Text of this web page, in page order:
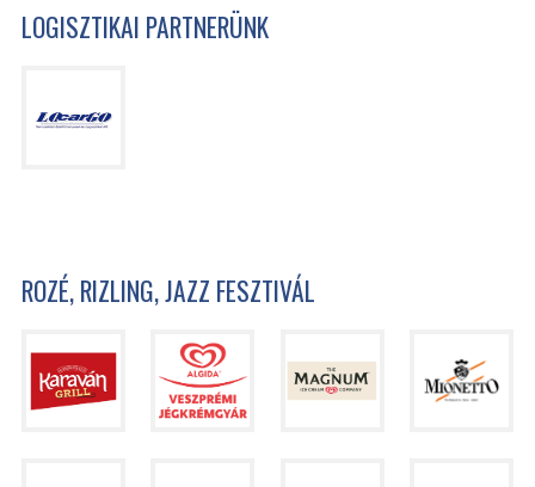
LOGISZTIKAI PARTNERÜNK
ROZÉ, RIZLING, JAZZ FESZTIVÁL